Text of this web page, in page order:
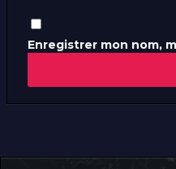
Enregistrer mon nom,